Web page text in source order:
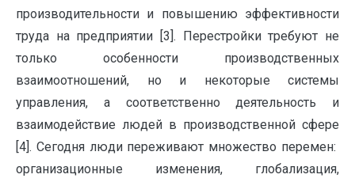
производительности и повышению эффективности
труда на предприятии [3]. Перестройки требуют не
только особенности производственных
взаимоотношений, но и некоторые системы
управления, а соответственно деятельность и
взаимодействие людей в производственной сфере
[4]. Сегодня люди переживают множество перемен:
организационные изменения, глобализация,